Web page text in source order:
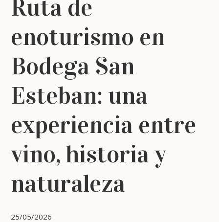
Ruta de
enoturismo en
Bodega San
Esteban: una
experiencia entre
vino, historia y
naturaleza
25/05/2026